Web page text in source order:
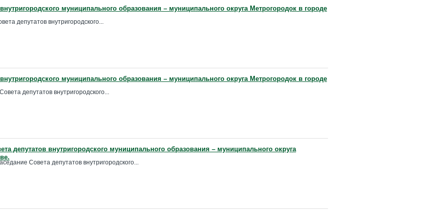
муниципального образования – муниципального округа Метрогородок в городе
депутатов внутригородского...
муниципального образования – муниципального округа Метрогородок в городе
депутатов внутригородского...
депутатов внутригородского муниципального образования – муниципального округа
Совета депутатов внутригородского...